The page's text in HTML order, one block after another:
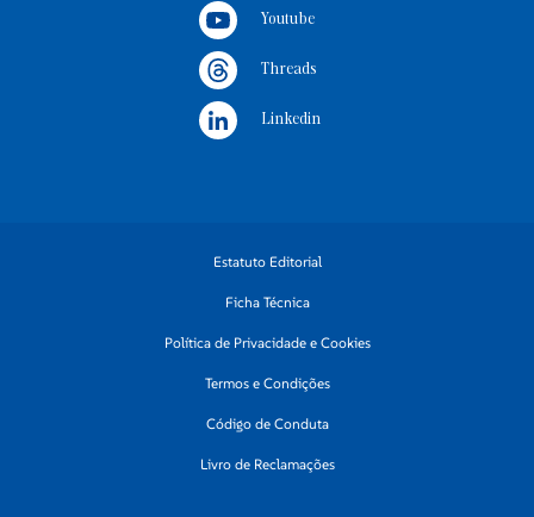
Youtube
Threads
Linkedin
Estatuto Editorial
Ficha Técnica
Política de Privacidade e Cookies
Termos e Condições
Código de Conduta
Livro de Reclamações